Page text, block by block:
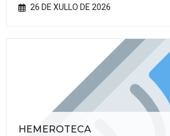
26 DE XULLO DE 2026
HEMEROTECA